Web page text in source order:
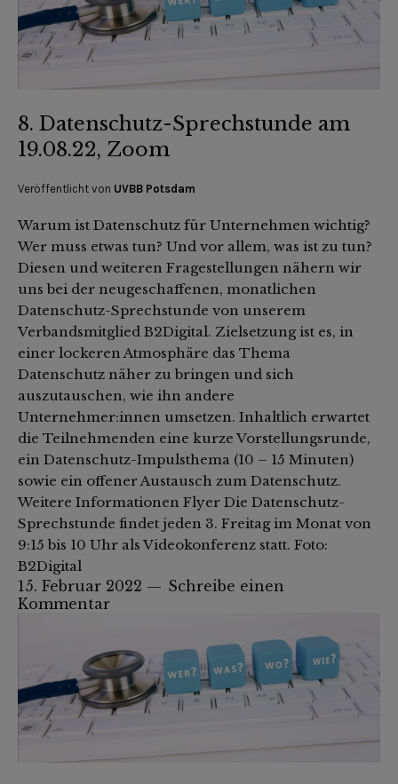
8. Datenschutz-Sprechstunde am
19.08.22, Zoom
Veröffentlicht von UVBB Potsdam
Warum ist Datenschutz für Unternehmen wichtig?
Wer muss etwas tun? Und vor allem, was ist zu tun?
Diesen und weiteren Fragestellungen nähern wir
uns bei der neugeschaffenen, monatlichen
Datenschutz-Sprechstunde von unserem
Verbandsmitglied B2Digital. Zielsetzung ist es, in
einer lockeren Atmosphäre das Thema
Datenschutz näher zu bringen und sich
auszutauschen, wie ihn andere
Unternehmer:innen umsetzen. Inhaltlich erwartet
die Teilnehmenden eine kurze Vorstellungsrunde,
ein Datenschutz-Impulsthema (10 – 15 Minuten)
sowie ein offener Austausch zum Datenschutz.
Weitere Informationen Flyer Die Datenschutz-
Sprechstunde findet jeden 3. Freitag im Monat von
9:15 bis 10 Uhr als Videokonferenz statt. Foto:
B2Digital
15. Februar 2022
Schreibe einen
Kommentar